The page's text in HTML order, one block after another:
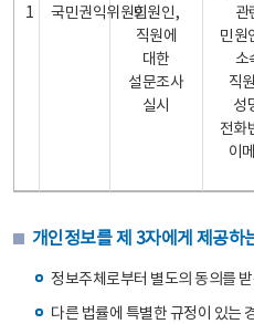
1 국민권익위원회민원인,
직원에
대한
설문조사
실시
관
민원
소
직
성
전화
이
개인정보를 제 3자에게 제공하
정보주체로부터 별도의 동의를
다른 법률에 특별한 규정이 있는